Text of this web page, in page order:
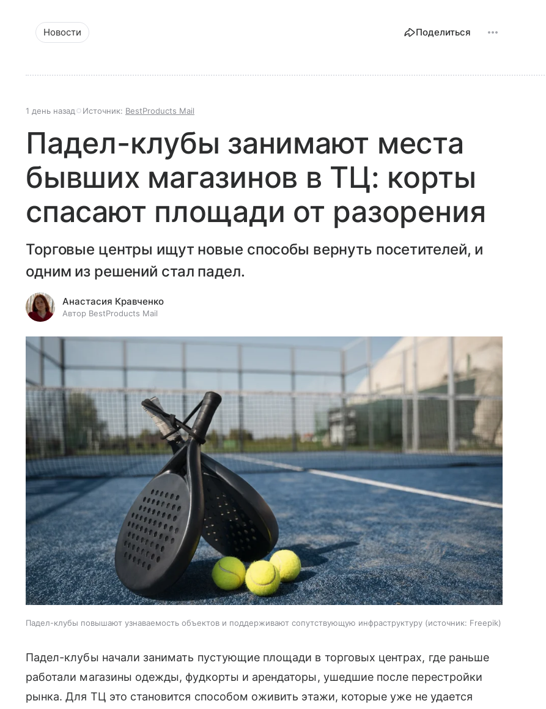
Новости Поделиться
1 день назад Источник: BestProducts Mail
Падел-клубы занимают места
бывших магазинов в ТЦ: корты
спасают площади от разорения
Торговые центры ищут новые способы вернуть посетителей, и
одним из решений стал падел.
Анастасия Кравченко
Автор BestProducts Mail
Падел-клубы повышают узнаваемость объектов и поддерживают сопутствующую инфраструктуру источник: Freepik
Падел-клубы начали занимать пустующие площади в торговых центрах, где раньше
работали магазины одежды, фудкорты и арендаторы, ушедшие после перестройки
рынка. Для ТЦ это становится способом оживить этажи, которые уже не удается